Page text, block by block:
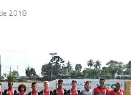
2018